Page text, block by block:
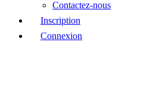
Contactez-nous
Inscription
Connexion